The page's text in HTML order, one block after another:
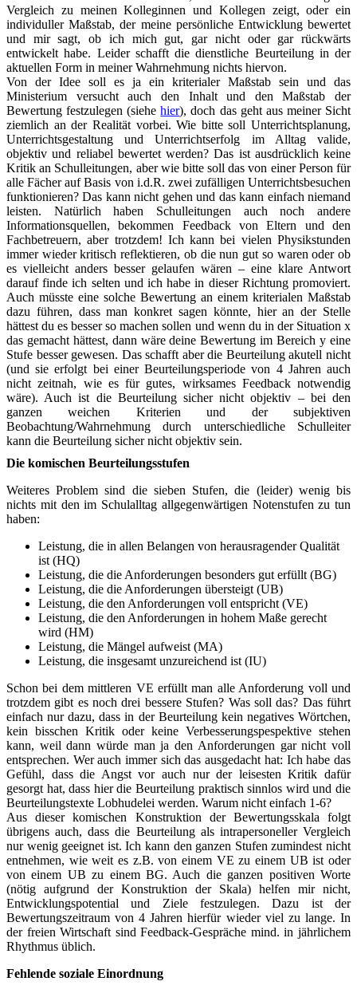
Vergleich zu meinen Kolleginnen und Kollegen zeigt, oder ein
individuller Maßstab, der meine persönliche Entwicklung bewertet
und mir sagt, ob ich mich gut, gar nicht oder gar rückwärts
entwickelt habe. Leider schafft die dienstliche Beurteilung in der
aktuellen Form in meiner Wahrnehmung nichts hiervon.
Von der Idee soll es ja ein kriterialer Maßstab sein und das
Ministerium versucht auch den Inhalt und den Maßstab der
Bewertung festzulegen (siehehier), doch das geht aus meiner Sicht
ziemlich an der Realität vorbei. Wie bitte soll Unterrichtsplanung,
Unterrichtsgestaltung und Unterrichtserfolg im Alltag valide,
objektiv und reliabel bewertet werden? Das ist ausdrücklich keine
Kritik an Schulleitungen, aber wie bitte soll das von einer Person für
alle Fächer auf Basis von i.d.R. zwei zufälligen Unterrichtsbesuchen
funktionieren? Das kann nicht gehen und das kann einfach niemand
leisten. Natürlich haben Schulleitungen auch noch andere
Informationsquellen, bekommen Feedback von Eltern und den
Fachbetreuern, aber trotzdem! Ich kann bei vielen Physikstunden
immer wieder kritisch reflektieren, ob die nun gut so waren oder ob
es vielleicht anders besser gelaufen wären – eine klare Antwort
darauf finde ich selten und ich habe in dieser Richtung promoviert.
Auch müsste eine solche Bewertung an einem kriterialen Maßstab
dazu führen, dass man konkret sagen könnte, hier an der Stelle
hättest du es besser so machen sollen und wenn du in der Situation x
das gemacht hättest, dann wäre deine Bewertung im Bereich y eine
Stufe besser gewesen. Das schafft aber die Beurteilung akutell nicht
(und sie erfolgt bei einer Beurteilungsperiode von 4 Jahren auch
nicht zeitnah, wie es für gutes, wirksames Feedback notwendig
wäre). Auch ist die Beurteilung sicher nicht objektiv – bei den
ganzen weichen Kriterien und der subjektiven
Beobachtung/Wahrnehmung durch unterschiedliche Schulleiter
kann die Beurteilung sicher nicht objektiv sein.
Die komischen Beurteilungsstufen
Weiteres Problem sind die sieben Stufen, die (leider) wenig bis
nichts mit den im Schulalltag allgegenwärtigen Notenstufen zu tun
haben:
Leistung, die in allen Belangen von herausragender Qualität
ist (HQ)
Leistung, die die Anforderungen besonders gut erfüllt (BG)
Leistung, die die Anforderungen übersteigt (UB)
Leistung, die den Anforderungen voll entspricht (VE)
Leistung, die den Anforderungen in hohem Maße gerecht
wird (HM)
Leistung, die Mängel aufweist (MA)
Leistung, die insgesamt unzureichend ist (IU)
Schon bei dem mittleren VE erfüllt man alle Anforderung voll und
trotzdem gibt es noch drei bessere Stufen? Was soll das? Das führt
einfach nur dazu, dass in der Beurteilung kein negatives Wörtchen,
kein bisschen Kritik oder keine Verbesserungspespektive stehen
kann, weil dann würde man ja den Anforderungen gar nicht voll
entsprechen. Wer auch immer sich das ausgedacht hat: Ich habe das
Gefühl, dass die Angst vor auch nur der leisesten Kritik dafür
gesorgt hat, dass hier die Beurteilung praktisch sinnlos wird und die
Beurteilungstexte Lobhudelei werden. Warum nicht einfach 1-6?
Aus dieser komischen Konstruktion der Bewertungsskala folgt
übrigens auch, dass die Beurteilung als intrapersoneller Vergleich
nur wenig geeignet ist. Ich kann den ganzen Stufen zumindest nicht
entnehmen, wie weit es z.B. von einem VE zu einem UB ist oder
von einem UB zu einem BG. Auch die ganzen positiven Worte
(nötig aufgrund der Konstruktion der Skala) helfen mir nicht,
Entwicklungspotential und Ziele festzulegen. Dazu ist der
Bewertungszeitraum von 4 Jahren hierfür wieder viel zu lange. In
der freien Wirtschaft sind Feedback-Gespräche mind. in jährlichem
Rhythmus üblich.
Fehlende soziale Einordnung